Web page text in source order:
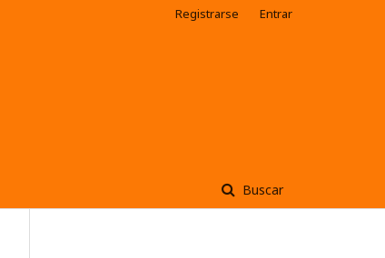
Buscar
Registrarse Entrar